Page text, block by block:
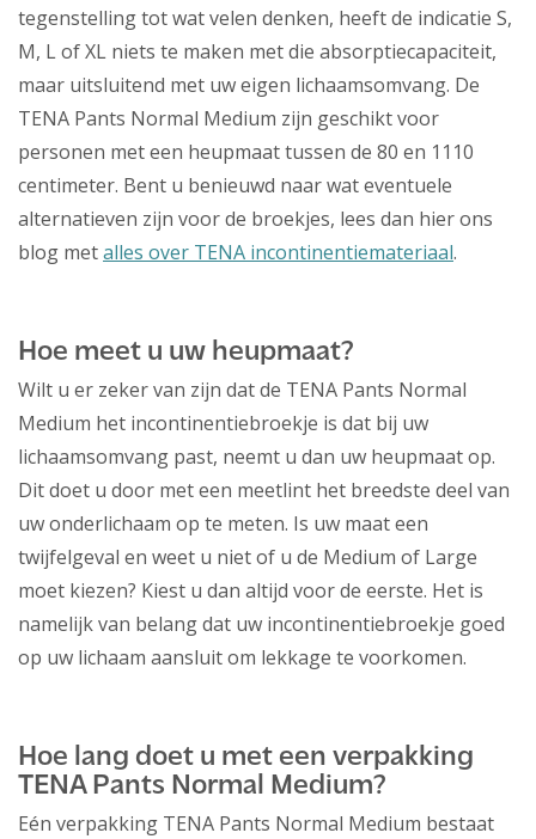
tegenstelling tot wat velen denken, heeft de indicatie S,
M, L of XL niets te maken met die absorptiecapaciteit,
maar uitsluitend met uw eigen lichaamsomvang. De
TENA Pants Normal Medium zijn geschikt voor
personen met een heupmaat tussen de 80 en 1110
centimeter. Bent u benieuwd naar wat eventuele
alternatieven zijn voor de broekjes, lees dan hier ons
blog metalles over TENA incontinentiemateriaal.
Hoe meet u uw heupmaat?
Wilt u er zeker van zijn dat de TENA Pants Normal
Medium het incontinentiebroekje is dat bij uw
lichaamsomvang past, neemt u dan uw heupmaat op.
Dit doet u door met een meetlint het breedste deel van
uw onderlichaam op te meten. Is uw maat een
twijfelgeval en weet u niet of u de Medium of Large
moet kiezen? Kiest u dan altijd voor de eerste. Het is
namelijk van belang dat uw incontinentiebroekje goed
op uw lichaam aansluit om lekkage te voorkomen.
Hoe lang doet u met een verpakking
TENA Pants Normal Medium?
Eén verpakking TENA Pants Normal Medium bestaat